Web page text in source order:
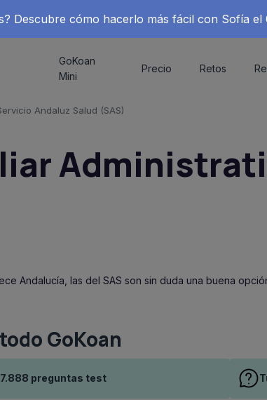
Descubre cómo hacerlo más fácil con Sofía
GoKoan
Mini
Precio Retos
Andaluz Salud (SAS)
Andalucía, las del SAS son sin duda una buena
GoKoan
7.888 preguntas test